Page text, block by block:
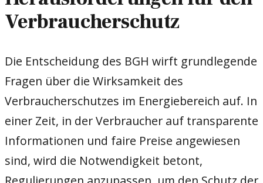
Verbraucherschutz
Die Entscheidung des BGH wirft grundlegende
Fragen über die Wirksamkeit des
Verbraucherschutzes im Energiebereich auf. In
einer Zeit, in der Verbraucher auf transparente
Informationen und faire Preise angewiesen
sind, wird die Notwendigkeit betont,